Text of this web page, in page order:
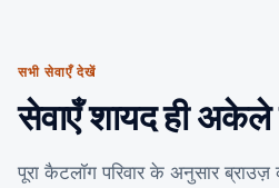
सभी सेवाएँ देखें
सेवाएँ शायद ही
पूरा कैटलॉग परिवार के अनुसार